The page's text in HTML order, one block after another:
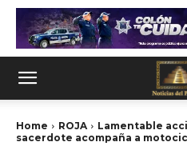
Home ROJA
Lamentable
sacerdote acompaña a